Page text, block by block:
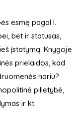
esmę pagal I.
bet ir statusas,
įstatymą. Knygoje
prielaidos, kad
nariu?
pilietybė,
ir kt.